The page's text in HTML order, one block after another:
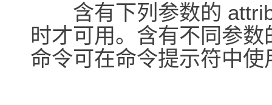
含有下列参数的 attrib
时才可用。含有不同参数
命令可在命令提示符中使